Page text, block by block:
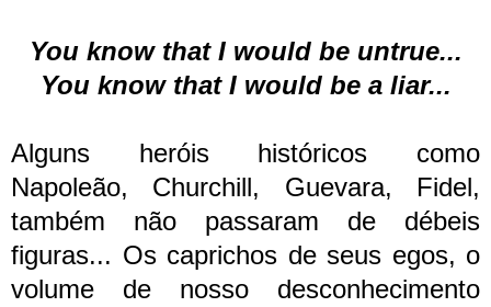
You know that I would be untrue...
You know that I would be a liar...
Alguns heróis históricos como
Napoleão, Churchill, Guevara, Fidel,
também não passaram de débeis
figuras... Os caprichos de seus egos, o
volume de nosso desconhecimento